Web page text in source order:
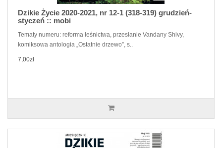
Dzikie Życie 2020-2021, nr 12-1 (318-319) grudzień-
styczeń :: mobi
Tematy numeru: reforma leśnictwa, przesłanie Vandany Shivy,
komiksowa antologia „Ostatnie drzewo”, s..
7,00zł